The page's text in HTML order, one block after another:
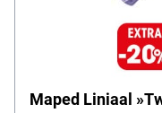
Maped Liniaal